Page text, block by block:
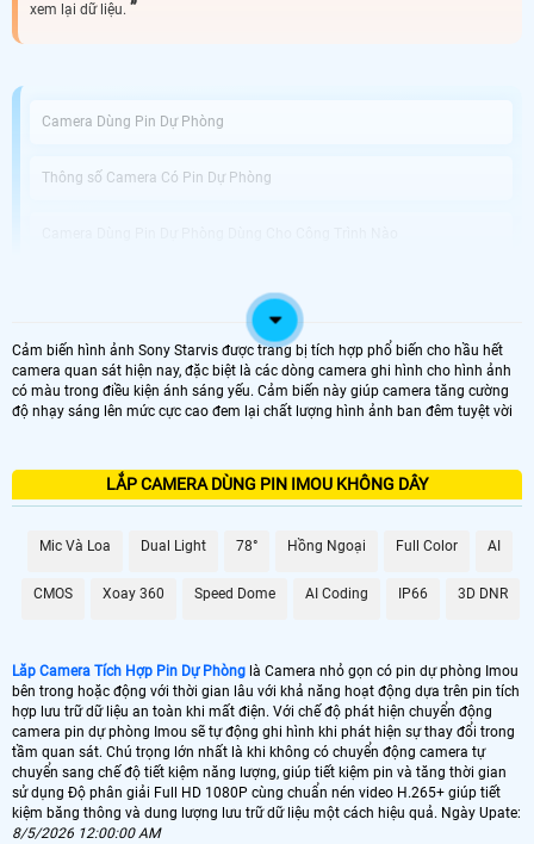
xem lại dữ liệu.
Camera Dùng Pin Dự Phòng
Thông số Camera Có Pin Dự Phòng
An Thành Phát Bán Camera Dùng Pin Phòng Uy Tín
Được phát triển với công nghệ tiên tiến, Camera Tích Hợp Pin Dự Phòng không
chỉ là thiết bị giám sát vị trí chuyên dụng mà còn giải pháp hoàn hảo cho
những tình huống mất điện hoặc thiếu nguồn điện. Với khả năng hoạt động
dựa trên pin tích hợp, bạn có thể dễ dàng di chuyển và sử dụng camera tại
phân giải Full HD 1080P, giúp bạn quan sát mọi chi tiết một cách rõ nét và sắc
nét. chuẩn nén video H.265+ tiên tiến giúp tiết kiệm dung lượng lưu trữ trong
mà không lo sợ bị lỗi hay mất mát.
trong việc giám sát mà còn được ổn hơn với chất lượng hình ảnh và dữ liệu lưu
trữ đỉnh cao, đáp ứng mọi nhu cầu của bạn trong việc theo dõi và bảo vệ an
Cảm biến hình ảnh Sony Starvis được trang bị tích hợp phổ biến cho hầu hết
camera quan sát hiện nay, đặc biệt là các dòng camera ghi hình cho hình ảnh
có màu trong điều kiện ánh sáng yếu. Cảm biến này giúp camera tăng cường
độ nhạy sáng lên mức cực cao đem lại chất lượng hình ảnh ban đêm tuyệt vời
LẮP CAMERA DÙNG PIN IMOU KHÔNG DÂY
Mic Và Loa Dual Light 78° Hồng Ngoại Full Color AI
CMOS Xoay 360 Speed Dome AI Coding IP66 3D DNR
Lăp Camera Tích Hợp Pin Dự Phòng là Camera nhỏ gọn có pin dự phòng Imou
bên trong hoặc động với thời gian lâu với khả năng hoạt động dựa trên pin tích
hợp lưu trữ dữ liệu an toàn khi mất điện. Với chế độ phát hiện chuyển động
camera pin dự phòng Imou sẽ tự động ghi hình khi phát hiện sự thay đổi trong
tầm quan sát. Chú trọng lớn nhất là khi không có chuyển động camera tự
chuyển sang chế độ tiết kiệm năng lượng, giúp tiết kiệm pin và tăng thời gian
sử dụng Độ phân giải Full HD 1080P cùng chuẩn nén video H.265+ giúp tiết
kiệm băng thông và dung lượng lưu trữ dữ liệu một cách hiệu quả. Ngày Upate:
8/5/2026 12:00:00 AM